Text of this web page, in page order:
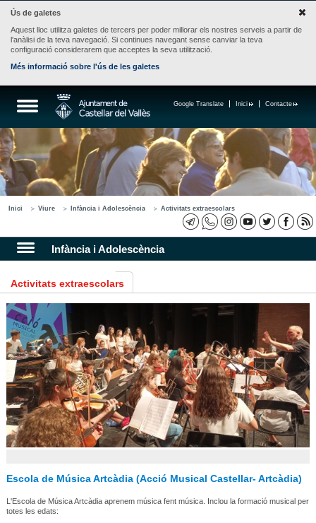
Ús de galetes
Aquest lloc utilitza galetes de tercers per poder millorar els nostres serveis a partir de
l'anàlisi de la teva navegació. Si continues navegant sense canviar la teva
configuració considerarem que acceptes la seva utilització.
Més informació sobre l'ús de les galetes
Contacte
Inici
Google Translate
Inici Viure Infància i Adolescència Activitats extraescolars
Infància i Adolescència
Activitats extraescolars
Escola de Música Artcàdia (Acció Musical Castellar- Artcàdia)
L'Escola de Música Artcàdia aprenem música fent música. Inclou la formació musical per
totes les edats: